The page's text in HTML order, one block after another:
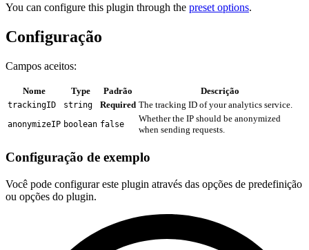
You can configure this plugin through the preset options.
Configuração
Campos aceitos:
Nome Type Padrão Descrição
trackingID string Required The tracking ID of your analytics service.
anonymizeIP boolean false
Whether the IP should be anonymized
when sending requests.
Configuração de exemplo
Você pode configurar este plugin através das opções de predefinição
ou opções do plugin.